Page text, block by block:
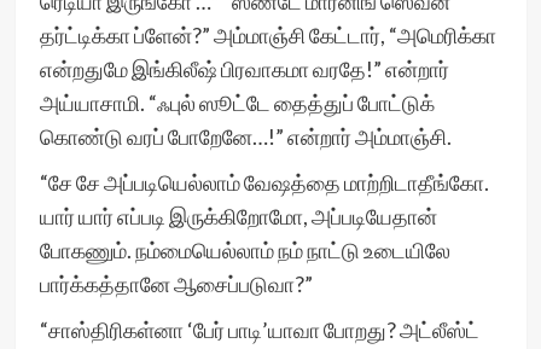
தர்ட்டிக்கா ப்ளேன்?” அம்மாஞ்சி கேட்டார், “அமெரிக்கா
என்றதுமே இங்கிலீஷ் பிரவாகமா வரதே!” என்றார்
அய்யாசாமி. “ஃபுல் ஸூட்டே தைத்துப் போட்டுக்
கொண்டு வரப் போறேனே…!” என்றார் அம்மாஞ்சி.
“சே சே அப்படியெல்லாம் வேஷத்தை மாற்றிடாதீங்கோ.
யார் யார் எப்படி இருக்கிறோமோ, அப்படியேதான்
போகணும். நம்மையெல்லாம் நம் நாட்டு உடையிலே
பார்க்கத்தானே ஆசைப்படுவா?”
“சாஸ்திரிகள்னா ‘பேர் பாடி’யாவா போறது? அட்லீஸ்ட்